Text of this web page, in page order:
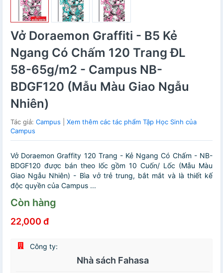
Vở Doraemon Graffiti - B5 Kẻ
Ngang Có Chấm 120 Trang ĐL
58-65g/m2 - Campus NB-
BDGF120 (Mẫu Màu Giao Ngẫu
Nhiên)
Tác giả: Campus
Xem thêm các tác phẩm Tập Học Sinh của
Campus
Vở Doraemon Graffity 120 Trang - Kẻ Ngang Có Chấm - NB-
BDGF120 được bán theo lốc gồm 10 Cuốn/ Lốc (Mẫu Màu
Giao Ngẫu Nhiên) - Bìa vở trẻ trung, bắt mắt và là thiết kế
độc quyền của Campus ...
Còn hàng
22,000 đ
Công ty:
Nhà sách Fahasa